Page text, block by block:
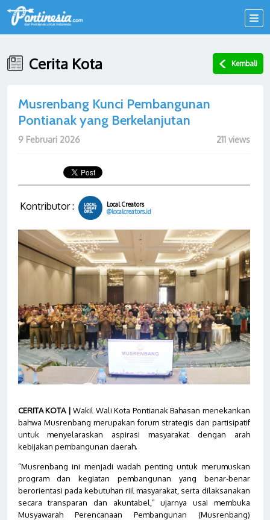
Cerita Kota Kembali
Musrenbang Kunci Pembangunan
Pontianak yang Berkelanjutan
9 Februari 2026 211 views
Kontributor :
Local Creators
@localcreators.id
CERITA KOTA | Wakil Wali Kota Pontianak Bahasan menekankan
bahwa Musrenbang merupakan forum strategis dan partisipatif
untuk menyelaraskan aspirasi masyarakat dengan arah
kebijakan pembangunan daerah.
“Musrenbang ini menjadi wadah penting untuk merumuskan
program dan kegiatan pembangunan yang benar-benar
berorientasi pada kebutuhan riil masyarakat, serta dilaksanakan
secara transparan dan akuntabel,” ujarnya usai membuka
Musyawarah Perencanaan Pembangunan (Musrenbang)